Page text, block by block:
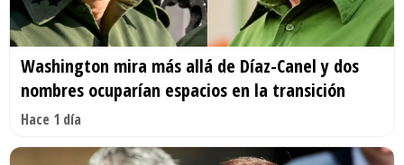
Washington mira más allá de Díaz-Canel y dos
nombres ocuparían espacios en la transición
Hace 1 día